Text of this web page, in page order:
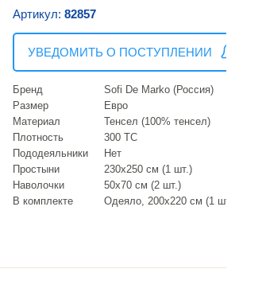
Артикул: 82857
УВЕДОМИТЬ О ПОСТУПЛЕНИИ
Бренд
Sofi De Marko (Россия)
Размер
Евро
Материал
Тенсел (100% тенсел)
Плотность
300 ТС
Пододеяльники
Нет
Простыни
230х250 см (1 шт.)
Наволочки
50х70 см (2 шт.)
В комплекте
Одеяло, 200х220 см (1 шт.)